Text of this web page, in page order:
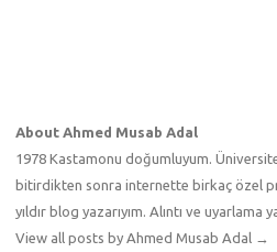
About Ahmed Musab Adal
1978 Kastamonu doğumluyum.
bitirdikten sonra internette birkaç özel
yıldır blog yazarıyım. Alıntı ve uyarlama
View all posts by Ahmed Musab Adal →